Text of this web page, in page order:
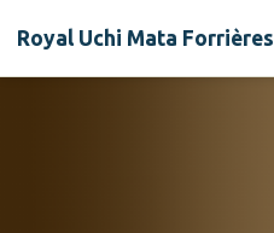
Royal Uchi Mata Forrières